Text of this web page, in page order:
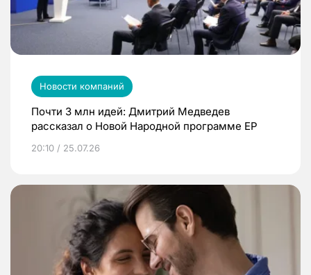
Новости компаний
Почти 3 млн идей: Дмитрий Медведев
рассказал о Новой Народной программе ЕР
20:10 / 25.07.26